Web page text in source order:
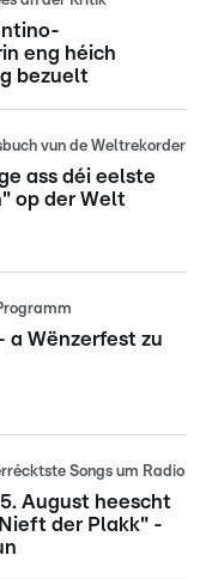
eng héich
bezuelt
vun de Weltrekorder
ass déi eelste
op der Welt
a Wënzerfest zu
Songs um Radio
August heescht
der Plakk" -